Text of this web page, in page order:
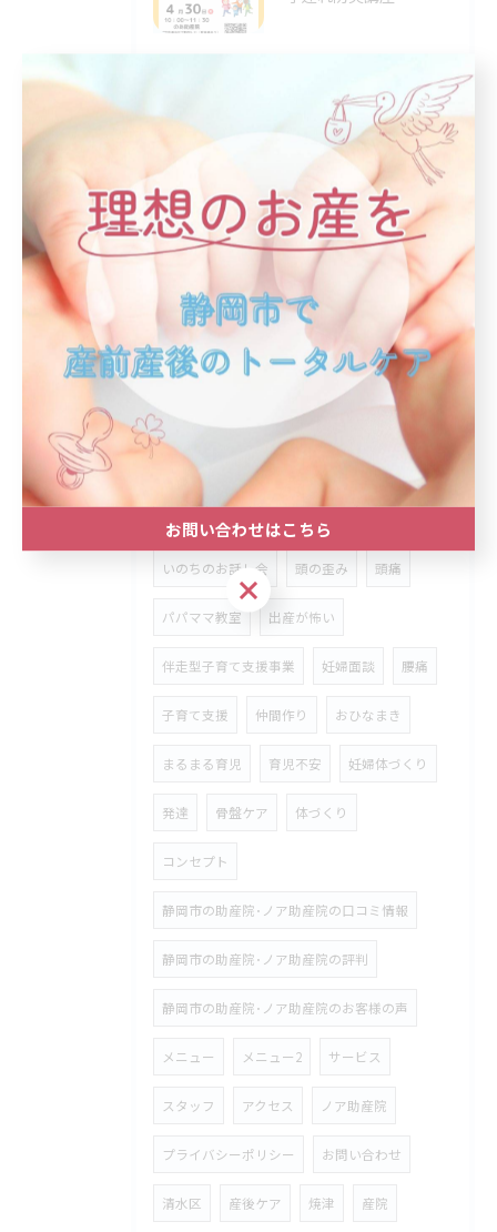
2026/02/08
🌸立春過ぎたのに
タグ
訪問 サークル 肩こり
洗剤 妊娠 コロナ 条件 出産
妊娠中 中秋の名月 怖い
助産師 理由
泣く 妊婦 おもちゃ作り
いのちのお話し会 頭の歪み 頭痛
パパママ教室 出産が怖い
伴走型子育て支援事業 妊婦面談 腰痛
子育て支援 仲間作り おひなまき
まるまる育児 育児不安 妊婦体づくり
発達 骨盤ケア 体づくり
コンセプト
静岡市の助産院･ノア助産院の口コミ情報
静岡市の助産院･ノア助産院の評判
静岡市の助産院･ノア助産院のお客様の声
メニュー メニュー2 サービス
スタッフ アクセス ノア助産院
プライバシーポリシー お問い合わせ
清水区 産後ケア 焼津 産院
お問い合わせはこちら
お問い合わせはこちら